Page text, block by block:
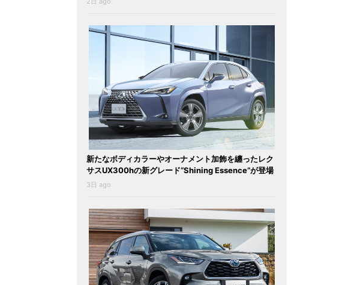
新たなボディカラーやオーナメント加飾を纏ったレク
サスUX300hの新グレード“Shining Essence”が登場
3日 ago